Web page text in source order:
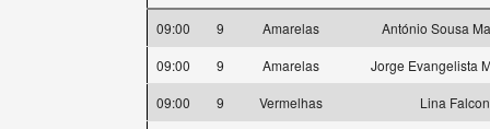
09:00 9 Amarelas
António Sousa
09:00
9 Amarelas
Jorge Evangelista
09:00
9 Vermelhas
Lina Falcon